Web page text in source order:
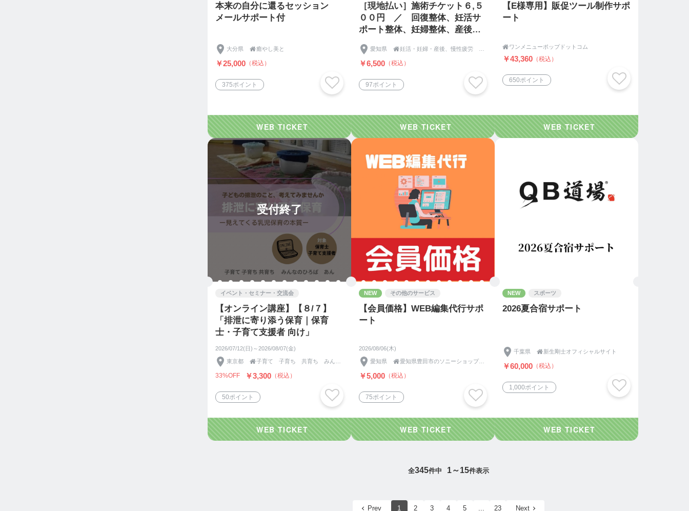
本来の自分に還るセッション
メールサポート付
大分県 癒やし美と
￥25,000 （税込）
375ポイント
［現地払い］施術チケット６,５
００円 ／ 回復整体、妊活サ
ポート整体、妊婦整体、産後整
愛知県 
￥6,500 （税込）
97ポイント
【E様専用】販促ツール制作サポ
ート
ワンメニューポップドットコム
￥43,360 （税込）
650ポイント
受付終了
イベント・セミナー・交流会
【オンライン講座】【８/７】
「排泄に寄り添う保育｜保育
士・子育て支援者 向け」
2026/07/12(日)～2026/08/07(金)
東京都 
33%OFF ￥3,300 （税込）
50ポイント
NEW その他のサービス
【会員価格】WEB編集代行サポ
ート
2026/08/06(木)
愛知県 
￥5,000 （税込）
75ポイント
NEW スポーツ
2026夏合宿サポート
千葉県 新生剛士オフィシャルサイト
￥60,000 （税込）
1,000ポイント
全345件中 1～15件表示
Prev 1 2 3 4 5 ... 23 Next